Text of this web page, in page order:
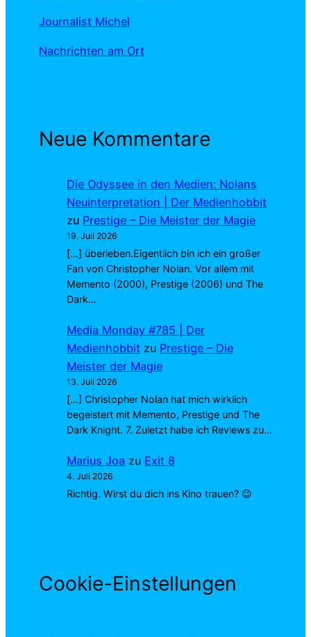
Journalist Michel
Nachrichten am Ort
Neue Kommentare
Die Odyssee in den Medien: Nolans
Neuinterpretation | Der Medienhobbit
zu Prestige – Die Meister der Magie
19. Juli 2026
[…] überleben.Eigentlich bin ich ein großer
Fan von Christopher Nolan. Vor allem mit
Memento (2000), Prestige (2006) und The
Dark…
Media Monday #785 | Der
Medienhobbit zu Prestige – Die
Meister der Magie
13. Juli 2026
[…] Christopher Nolan hat mich wirklich
begeistert mit Memento, Prestige und The
Dark Knight. 7. Zuletzt habe ich Reviews zu…
Marius Joa zu Exit 8
4. Juli 2026
Richtig. Wirst du dich ins Kino trauen? 😉
Cookie-Einstellungen